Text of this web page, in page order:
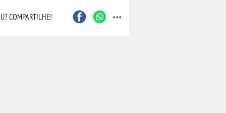
Caxias do Sul
COMPARTILHE! ...